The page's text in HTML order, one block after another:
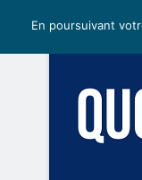
mercredi 6
En poursuivant